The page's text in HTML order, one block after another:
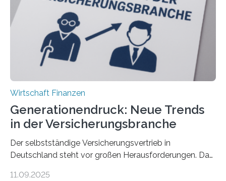
Wirtschaft Finanzen
Generationendruck: Neue Trends
in der Versicherungsbranche
Der selbstständige Versicherungsvertrieb in
Deutschland steht vor großen Herausforderungen. Das
Dr. Matthias Beenken und Prof. Dr. Lukas Linnenbrink
11.09.2025